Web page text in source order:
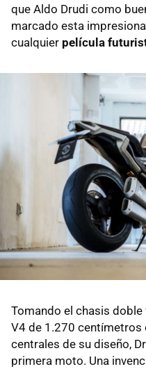
que Aldo Drudi como
marcado esta
cualquier película
Tomando el chasis
V4 de 1.270
centrales de su diseño,
primera moto. Una